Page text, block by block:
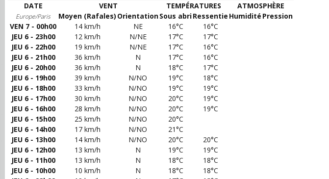
DATE
VENT TEMPÉRATURES ATMOSPHÈRE
Europe/Paris Moyen (Rafales) OrientationSous abriRessentie Humidité Pression
VEN 7 - 00h00
14 km/h NE 16°C
16°C
JEU 6 - 23h00
12 km/h N/NE 17°C
17°C
JEU 6 - 22h00
19 km/h N/NE 17°C
16°C
JEU 6 - 21h00
36 km/h N 17°C
16°C
JEU 6 - 20h00
36 km/h N 18°C
17°C
JEU 6 - 19h00
39 km/h N/NO 19°C
18°C
JEU 6 - 18h00
33 km/h N/NO 19°C
19°C
JEU 6 - 17h00
30 km/h N/NO 20°C
19°C
JEU 6 - 16h00
28 km/h N/NO 20°C
19°C
JEU 6 - 15h00
25 km/h N/NO
20°C
JEU 6 - 14h00
17 km/h N/NO
21°C
JEU 6 - 13h00
14 km/h N/NO 20°C
20°C
JEU 6 - 12h00
13 km/h N 19°C
19°C
JEU 6 - 11h00
13 km/h N 18°C
18°C
JEU 6 - 10h00
10 km/h N 18°C
18°C